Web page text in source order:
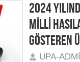
2024
MİLLİ
GÖSTEREN
UPA-